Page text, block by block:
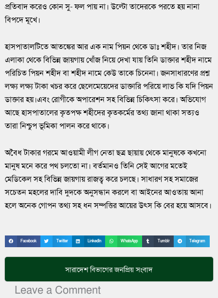
প্রতিবাদ করেও কোন সু- ফল পায় না। উল্টো তাদেরকে পরতে হয় নানা
বিপদে মূখে।
হাসপাতালটিতে আতঙ্কের আর এক নাম পিয়ন থেকে ডাঃ শহীদ। তার নিজ
এলাকা থেকে বিভিন্ন জায়গায় খোঁজ নিয়ে দেখা যায় তিনি ডাক্তার শহীদ নামে
পরিচিত পিয়ন শহীদ বা শহীদ নামে কেউ তাকে চিনেনা। জনসাধারণের প্রশ্ন
লক্ষ্য লক্ষ্য টাকা খচর করে ছেলেমেয়েদের ডাক্তারি পরিয়ে লাভ কি যদি পিয়ন
ডাক্তার হয়।এবং রোগীকে অপারেশন সহ বিভিন্ন চিকিৎসা করে। অভিযোগ
আছে হাসপাতালের কৃতপক্ষ শহীদের কৃতকর্মের তথ্য জানা থাকা সত্যও
তারা নিশ্চুপ ভূমিকা পালন করে থাকে।
অবৈধ টাকার গরমে আওয়ামী লীগ নেতা ছত্র ছায়ায় থেকে মানুষকে কখনো
মানুষ মনে করে পথ চলতো না। বর্তমানও তিনি সেই আগের মতেই
মেডিকেল সহ বিভিন্ন জায়গায় রাজত্ব করে চলছে। সাধারণ সহ সমাজের
সচেতন মহলের দাবি দুদকে অনুসন্ধান করলে বা আইনের আওতায় আনা
হলে অনেক গোপন তথ্য সহ ধন সম্পত্তির আয়ের উৎস কি বের হয়ে আসবে।
Facebook Twitter LinkedIn WhatsApp Tumblr Telegram
সারাদেশবিভাগের জনপ্রিয় সংবাদ
Leave a Comment